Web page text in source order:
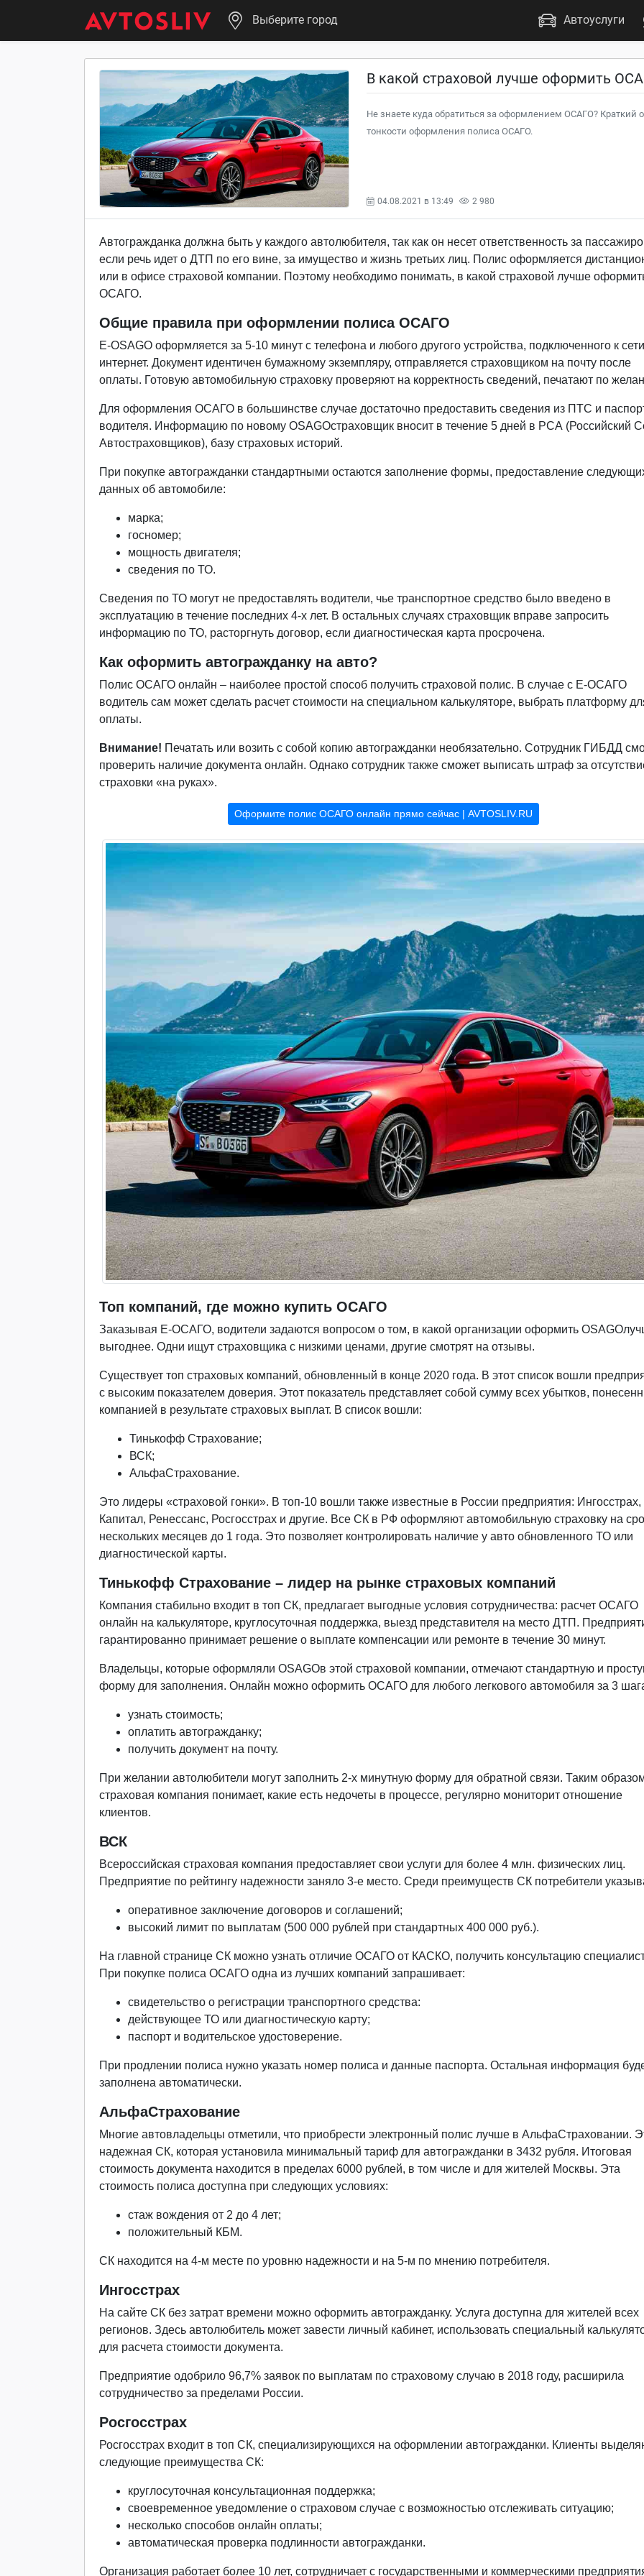
Выберите город Автоуслуги
В какой страховой лучше оформить
Не знаете куда обратиться за оформлением ОСАГО? Краткий
тонкости оформления полиса ОСАГО.
04.08.2021 в 13:49 2 980
Автогражданка должна быть у каждого автолюбителя, так как он несет ответственность за
если речь идет о ДТП по его вине, за имущество и жизнь третьих лиц. Полис оформляется
или в офисе страховой компании. Поэтому необходимо понимать, в какой страховой лучше
ОСАГО.
Общие правила при оформлении полиса ОСАГО
Е-OSAGO оформляется за 5-10 минут с телефона и любого другого устройства, подключенного к сети
интернет. Документ идентичен бумажному экземпляру, отправляется страховщиком на почту после
оплаты. Готовую автомобильную страховку проверяют на корректность сведений, печатают по
Для оформления ОСАГО в большинстве случае достаточно предоставить сведения из ПТС и
водителя. Информацию по новому OSAGOстраховщик вносит в течение 5 дней в РСА (Российский
Автостраховщиков), базу страховых историй.
При покупке автогражданки стандартными остаются заполнение формы, предоставление
данных об автомобиле:
марка;
госномер;
мощность двигателя;
сведения по ТО.
Сведения по ТО могут не предоставлять водители, чье транспортное средство было введено в
эксплуатацию в течение последних 4-х лет. В остальных случаях страховщик вправе запросить
информацию по ТО, расторгнуть договор, если диагностическая карта просрочена.
Как оформить автогражданку на авто?
Полис ОСАГО онлайн – наиболее простой способ получить страховой полис. В случае с Е-ОСАГО
водитель сам может сделать расчет стоимости на специальном калькуляторе, выбрать платформу
оплаты.
Внимание! Печатать или возить с собой копию автогражданки необязательно. Сотрудник ГИБДД
проверить наличие документа онлайн. Однако сотрудник также сможет выписать штраф за
страховки «на руках».
Оформите полис ОСАГО онлайн прямо сейчас | AVTOSLIV.RU
Топ компаний, где можно купить ОСАГО
Заказывая Е-ОСАГО, водители задаются вопросом о том, в какой организации оформить OSAGO
выгоднее. Одни ищут страховщика с низкими ценами, другие смотрят на отзывы.
Существует топ страховых компаний, обновленный в конце 2020 года. В этот список вошли
с высоким показателем доверия. Этот показатель представляет собой сумму всех убытков,
компанией в результате страховых выплат. В список вошли:
Тинькофф Страхование;
ВСК;
АльфаСтрахование.
Это лидеры «страховой гонки». В топ-10 вошли также известные в России предприятия: Ингосстрах,
Капитал, Ренессанс, Росгосстрах и другие. Все СК в РФ оформляют автомобильную страховку на
нескольких месяцев до 1 года. Это позволяет контролировать наличие у авто обновленного ТО или
диагностической карты.
Тинькофф Страхование – лидер на рынке страховых компаний
Компания стабильно входит в топ СК, предлагает выгодные условия сотрудничества: расчет ОСАГО
онлайн на калькуляторе, круглосуточная поддержка, выезд представителя на место ДТП.
гарантированно принимает решение о выплате компенсации или ремонте в течение 30 минут.
Владельцы, которые оформляли OSAGOв этой страховой компании, отмечают стандартную и
форму для заполнения. Онлайн можно оформить ОСАГО для любого легкового автомобиля за 3
узнать стоимость;
оплатить автогражданку;
получить документ на почту.
При желании автолюбители могут заполнить 2-х минутную форму для обратной связи. Таким
страховая компания понимает, какие есть недочеты в процессе, регулярно мониторит отношение
клиентов.
ВСК
Всероссийская страховая компания предоставляет свои услуги для более 4 млн. физических лиц.
Предприятие по рейтингу надежности заняло 3-е место. Среди преимуществ СК потребители
оперативное заключение договоров и соглашений;
высокий лимит по выплатам (500 000 рублей при стандартных 400 000 руб.).
На главной странице СК можно узнать отличие ОСАГО от КАСКО, получить консультацию
При покупке полиса ОСАГО одна из лучших компаний запрашивает:
свидетельство о регистрации транспортного средства:
действующее ТО или диагностическую карту;
паспорт и водительское удостоверение.
При продлении полиса нужно указать номер полиса и данные паспорта. Остальная информация
заполнена автоматически.
АльфаСтрахование
Многие автовладельцы отметили, что приобрести электронный полис лучше в АльфаСтраховании.
надежная СК, которая установила минимальный тариф для автогражданки в 3432 рубля. Итоговая
стоимость документа находится в пределах 6000 рублей, в том числе и для жителей Москвы. Эта
стоимость полиса доступна при следующих условиях:
стаж вождения от 2 до 4 лет;
положительный КБМ.
СК находится на 4-м месте по уровню надежности и на 5-м по мнению потребителя.
Ингосстрах
На сайте СК без затрат времени можно оформить автогражданку. Услуга доступна для жителей всех
регионов. Здесь автолюбитель может завести личный кабинет, использовать специальный
для расчета стоимости документа.
Предприятие одобрило 96,7% заявок по выплатам по страховому случаю в 2018 году, расширила
сотрудничество за пределами России.
Росгосстрах
Росгосстрах входит в топ СК, специализирующихся на оформлении автогражданки. Клиенты
следующие преимущества СК:
круглосуточная консультационная поддержка;
своевременное уведомление о страховом случае с возможностью отслеживать ситуацию;
несколько способов онлайн оплаты;
автоматическая проверка подлинности автогражданки.
Организация работает более 10 лет, сотрудничает с государственными и коммерческими